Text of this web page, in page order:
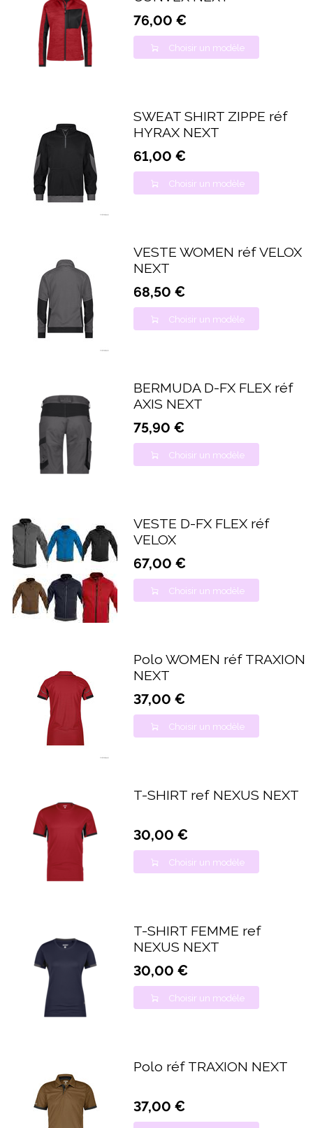
76,00 €
Choisir un modèle
SWEAT SHIRT ZIPPE réf
HYRAX NEXT
61,00 €
Choisir un modèle
VESTE WOMEN réf VELOX
NEXT
68,50 €
Choisir un modèle
BERMUDA D-FX FLEX réf
AXIS NEXT
75,90 €
Choisir un modèle
VESTE D-FX FLEX réf
VELOX
67,00 €
Choisir un modèle
Polo WOMEN réf TRAXION
NEXT
37,00 €
Choisir un modèle
T-SHIRT ref NEXUS NEXT
30,00 €
Choisir un modèle
T-SHIRT FEMME ref
NEXUS NEXT
30,00 €
Choisir un modèle
Polo réf TRAXION NEXT
37,00 €